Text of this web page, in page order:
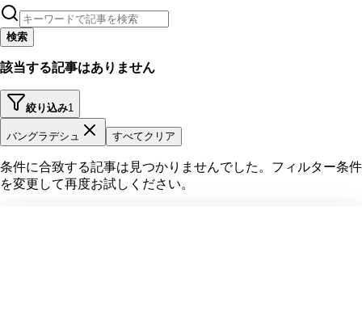
検索
該当する記事はありません
絞り込み1
バングラデシュ すべてクリア
条件に合致する記事は見つかりませんでした。フィルター条件
を変更して再度お試しください。